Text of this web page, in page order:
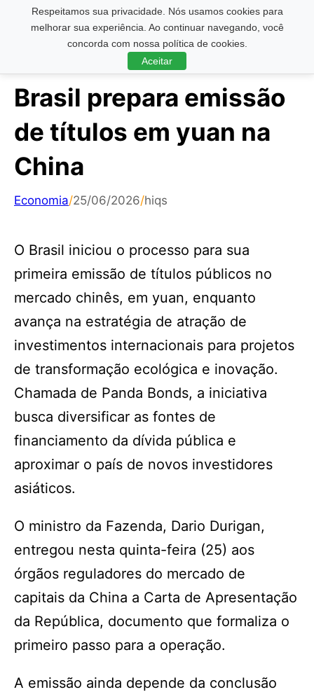
Respeitamos sua privacidade. Nós usamos cookies para
melhorar sua experiência. Ao continuar navegando, você
concorda com nossa política de cookies.
Aceitar
Pesquisar ...
Brasil prepara emissão
de títulos em yuan na
China
Economia/25/06/2026/hiqs
O Brasil iniciou o processo para sua
primeira emissão de títulos públicos no
mercado chinês, em yuan, enquanto
avança na estratégia de atração de
investimentos internacionais para projetos
de transformação ecológica e inovação.
Chamada de Panda Bonds, a iniciativa
busca diversificar as fontes de
financiamento da dívida pública e
aproximar o país de novos investidores
asiáticos.
O ministro da Fazenda, Dario Durigan,
entregou nesta quinta-feira (25) aos
órgãos reguladores do mercado de
capitais da China a Carta de Apresentação
da República, documento que formaliza o
primeiro passo para a operação.
A emissão ainda depende da conclusão